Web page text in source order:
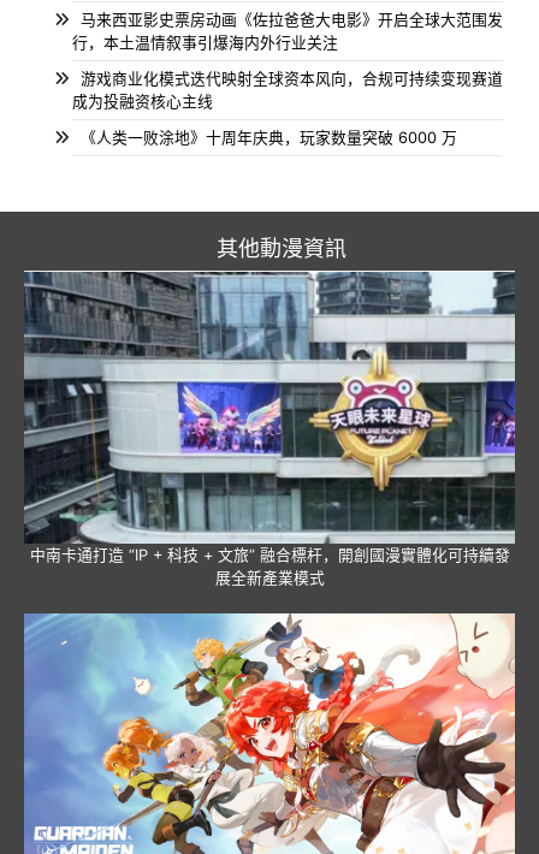
马来西亚影史票房动画《佐拉爸爸大电影》开启全球大范围发
行，本土温情叙事引爆海内外行业关注
游戏商业化模式迭代映射全球资本风向，合规可持续变现赛道
成为投融资核心主线
《人类一败涂地》十周年庆典，玩家数量突破 6000 万
其他動漫資訊
中南卡通打造 “IP + 科技 + 文旅” 融合標杆，開創國漫實體化可持續發
展全新產業模式